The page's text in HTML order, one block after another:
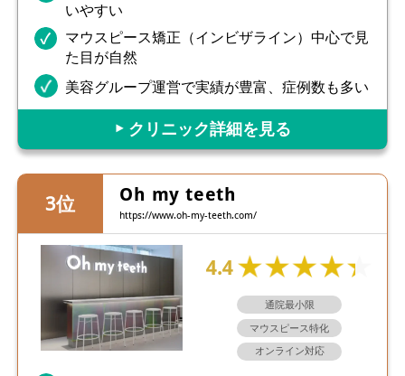
いやすい
マウスピース矯正（インビザライン）中心で見
た目が自然
美容グループ運営で実績が豊富、症例数も多い
▶︎ クリニック詳細を見る
Oh my teeth
https://www.oh-my-teeth.com/
4.4
通院最小限
マウスピース特化
オンライン対応